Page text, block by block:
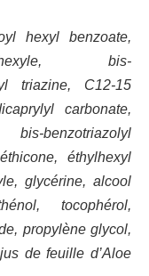
hexyl benzoate,
bis-
triazine, C12-15
carbonate,
benzotriazolyl
éthylhexyl
glycérine, alcool
tocophérol,
propylène glycol,
de feuille d’Aloe